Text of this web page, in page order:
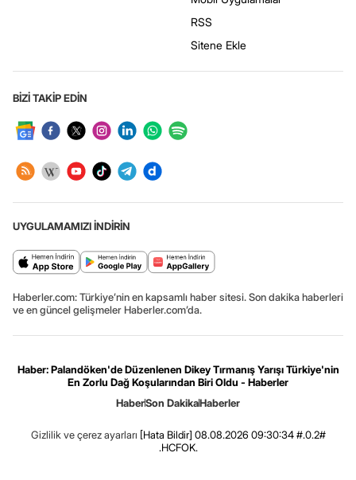
RSS
Sitene Ekle
BİZİ TAKİP EDİN
UYGULAMAMIZI İNDİRİN
Haberler.com: Türkiye’nin en kapsamlı haber sitesi. Son dakika haberleri
ve en güncel gelişmeler Haberler.com’da.
Haber: Palandöken'de Düzenlenen Dikey Tırmanış Yarışı Türkiye'nin
En Zorlu Dağ Koşularından Biri Oldu - Haberler
HaberSon DakikaHaberler
Gizlilik ve çerez ayarları [Hata Bildir] 08.08.2026 09:30:34 #.0.2#
.HCFOK.